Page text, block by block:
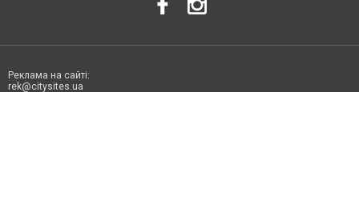
Реклама на сайті:
rek@citysites.ua